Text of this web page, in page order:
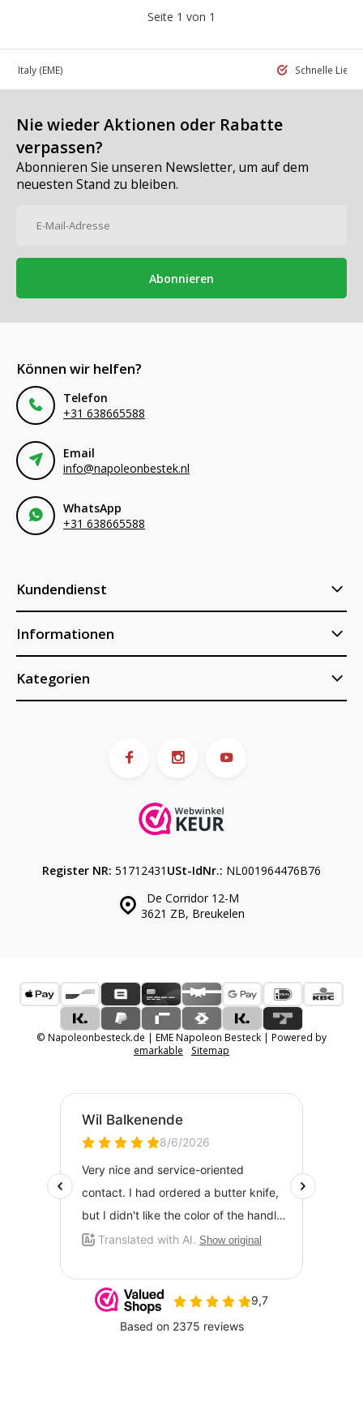
Seite 1 von 1
in Italy (EME) Schnelle
Nie wieder Aktionen oder Rabatte
verpassen?
Abonnieren Sie unseren Newsletter, um auf dem
neuesten Stand zu bleiben.
Abonnieren
Können wir helfen?
Telefon
+31 638665588
Email
info@napoleonbestek.nl
WhatsApp
+31 638665588
Kundendienst
Informationen
Kategorien
De Corridor 12-M
3621 ZB, Breukelen
Register NR: 51712431 USt-IdNr.: NL001964476B76
© Napoleonbesteck.de | EME Napoleon Besteck | Powered by
emarkable
Sitemap